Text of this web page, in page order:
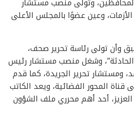
وعين عضوًا بالمجلس الأعلى
وأن تولى رئاسة تحرير صحف،
وشغل منصب مستشار رئيس
ومستشار تحرير الجريدة، كما قدم
قناة المحور الفضائية، ويعد الكاتب
أحد أهم محرري ملف الشؤون